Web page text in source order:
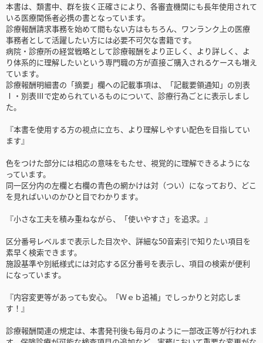
本書は、類書中、群を抜く正確さにより、各審査機関にも長年使用されて
いる医療関係者必携の書となっています。
診療報酬請求事務を始めて間もない方はもちろん、ワンランク上の医療
事務者として活躍したい方には必要不可欠な書籍です。
病院・診療所の経営戦略として診療報酬をより正しく、より詳しく、よ
り体系的に理解したいという専門職の方が直接ご購入されるケースも増え
ています。
診療報酬明細書の「摘要」欄への記載事項は、「記載要領通知」の別表
Ⅰ・別表Ⅲで定められているものについて、診療行為ごとに表示しまし
た。
『本書を使用する方の視点に立ち、より理解しやすい配色を目指してい
ます』
色をつけた部分には相応の意味をもたせ、視覚的に理解できるようにな
っています。
同一区分内の左欄と右欄の青色の網かけは対（つい）になっており、どこ
を見ればいいのかひと目でわかります。
『小さな工夫を積み重ねながら、「使いやすさ」を追求。』
区分番号レベルまで表示した目次や、詳細な50音索引で知りたい項目を
素早く検索できます。
施設基準や別紙様式には対応する区分番号を表示し、項目の検索が便利
になっています。
『内容変更等があっても安心。「Ｗｅｂ追補」でしっかりと対応しま
す！』
診療報酬関連の規定は、本書発刊後も毎月のように一部改正等が行われま